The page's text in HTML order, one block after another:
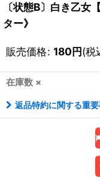
〔状態B〕白き乙
ター》
販売価格: 180円(税
在庫数 ×
返品特約に関する重